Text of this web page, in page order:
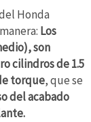
Honda
Los
son
cilindros de 1.5
torque, que se
del acabado